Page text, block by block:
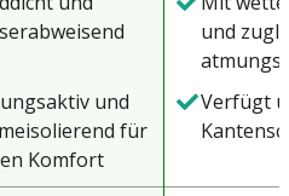
und
für
Komfort
und
Verfügt